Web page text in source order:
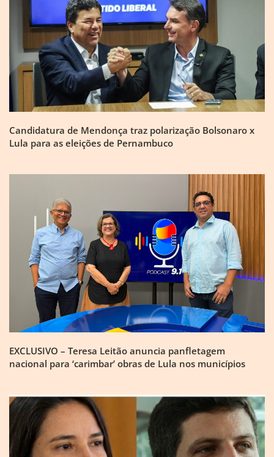
Candidatura de Mendonça traz polarização Bolsonaro x
Lula para as eleições de Pernambuco
EXCLUSIVO – Teresa Leitão anuncia panfletagem
nacional para ‘carimbar’ obras de Lula nos municípios